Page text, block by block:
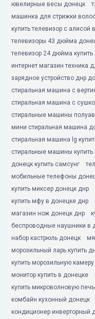
ювелирные весы донецк
машинка для стрижки
купить телевизор с алисой
телевизоры 43 дюйма
телевизор 24 дюйма
интернет магазин техника
зарядное устройство днр
стиральная машина с
стиральная машина с
стиральные машины
мини стиральная машина
стиральная машина lg
стиральные машины купить
донецк купить самсунг
мобильные телефоны
купить миксер донецк днр
купить мфу в донецке днр
магазин нож донецк днр
беспроводные наушники в
набор кастрюль донецк
морозильный ларь купить
купить морозильную
монитор купить в донецке
купить микроволновую
комбайн кухонный донецк
кондиционер инверторный